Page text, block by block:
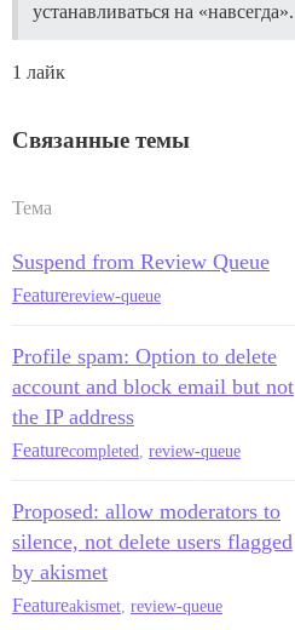
устанавливаться на «навсегда».
1 лайк
Связанные темы
Тема
Suspend from Review Queue
Featurereview-queue
Profile spam: Option to delete
account and block email but not
the IP address
Featurecompleted review-queue
Proposed: allow moderators to
silence, not delete users flagged
by akismet
Featureakismet review-queue